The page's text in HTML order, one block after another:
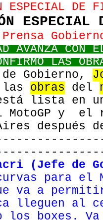
ESPECIAL DE
ESPECIAL
AVANZA CON
LAS
Gobierno,
las obras del
lista en
MotoGP y el
después
(Jefe de
para el
va a
lleguen al
los boxes.